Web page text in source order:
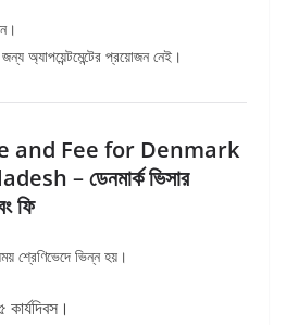
অ্যাপয়েন্টমেন্টের প্রয়োজন নেই।
and Fee for Denmark
–ডেনমার্কভিসার
ফি
শ্রেণিভেদে ভিন্ন হয়।